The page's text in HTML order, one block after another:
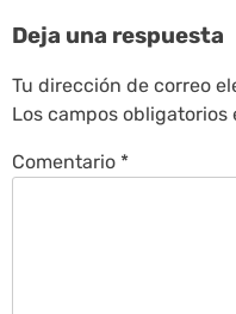
Deja una respuesta
Tu dirección de correo
Los campos obligatorios
Comentario *